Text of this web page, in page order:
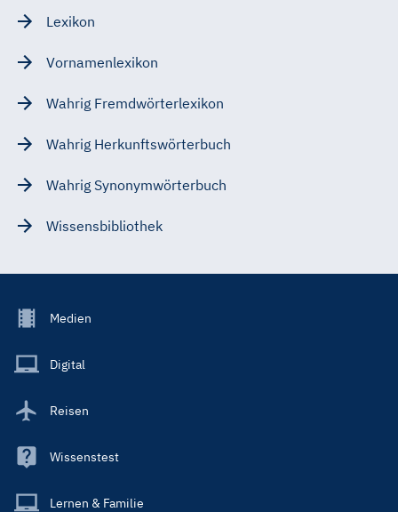
Lexikon
Vornamenlexikon
Wahrig Fremdwörterlexikon
Wahrig Herkunftswörterbuch
Wahrig Synonymwörterbuch
Wissensbibliothek
Footer
Main
Medien
Digital
Reisen
Wissenstest
Lernen & Familie